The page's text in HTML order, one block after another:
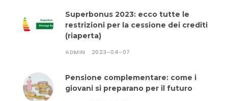
Superbonus 2023: ecco tutte le
restrizioni per la cessione dei crediti
(riaperta)
ADMIN 2023-04-07
Pensione complementare: come i
giovani si preparano per il futuro